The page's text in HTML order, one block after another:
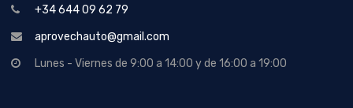
+34 644 09 62 79
aprovechauto@gmail.com
Lunes - Viernes de 9:00 a 14:00 y de 16:00 a 19:00